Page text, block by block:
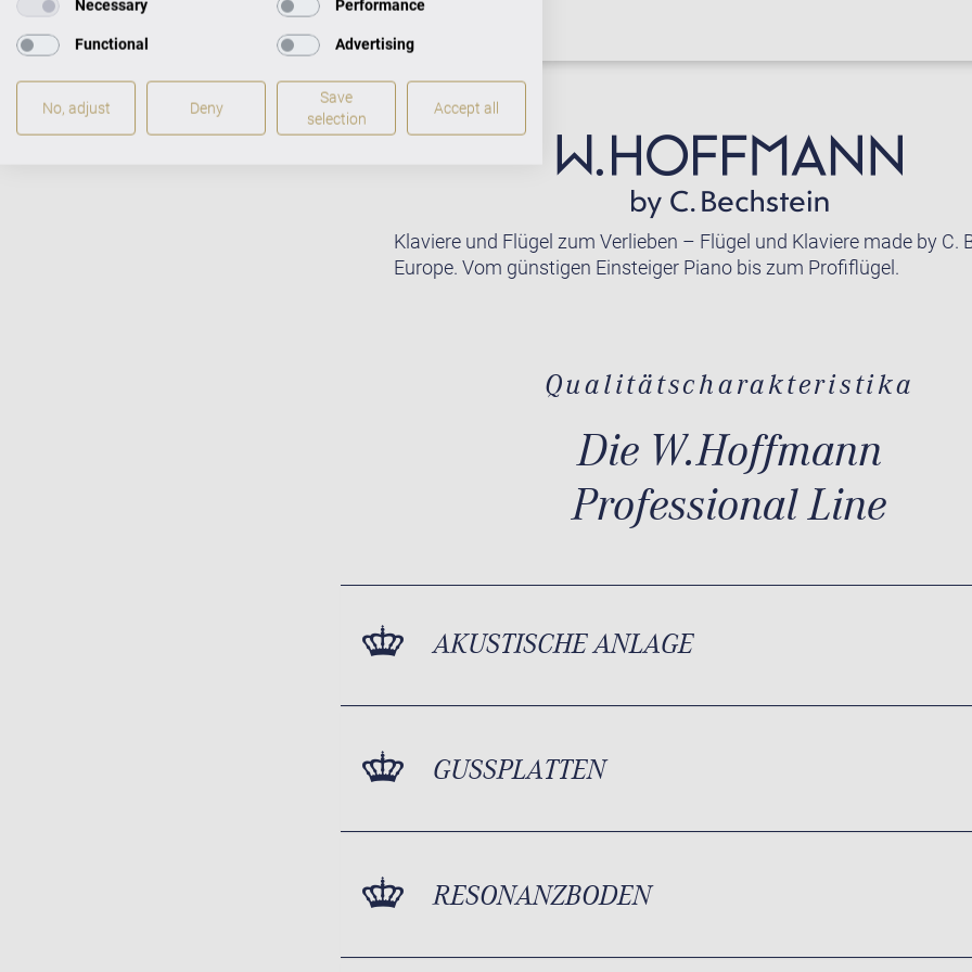
Klaviere und Flügel zum Verlieben – Flügel und Klaviere made by C.
Europe. Vom günstigen Einsteiger Piano bis zum Profiflügel.
Qualitätscharakteristika
Die W.Hoffmann
Professional Line
AKUSTISCHE ANLAGE
GUSSPLATTEN
RESONANZBODEN
Necessary Performance
Functional Advertising
No, adjust Deny
Save
selection
Accept all